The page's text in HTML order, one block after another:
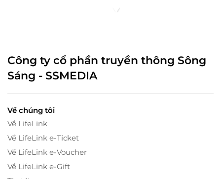
Công ty cổ phần truyền thông Sông
Sáng - SSMEDIA
Về chúng tôi
Về LifeLink
Về LifeLink e-Ticket
Về LifeLink e-Voucher
Về LifeLink e-Gift